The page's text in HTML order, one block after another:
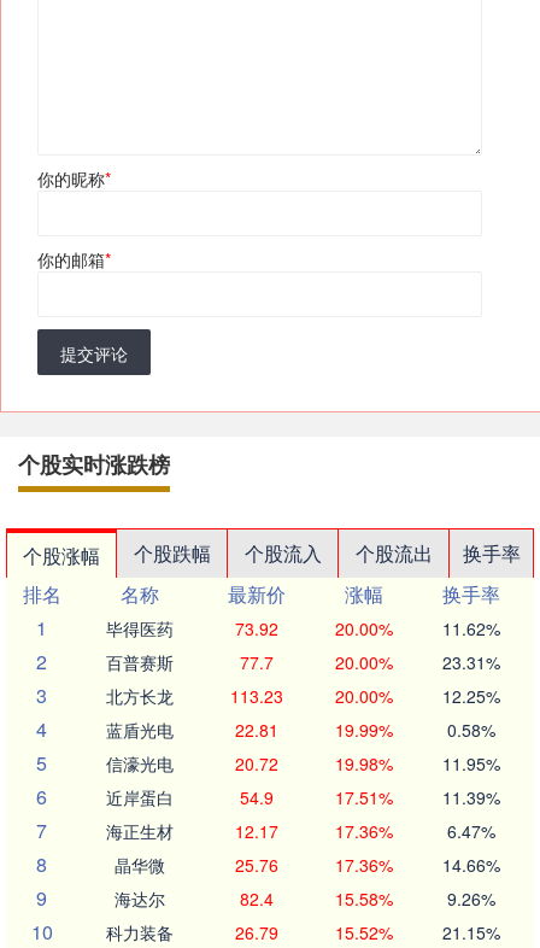
你的昵称*
你的邮箱*
提交评论
个股实时涨跌榜
个股涨幅 个股跌幅 个股流入 个股流出
换手率
排名
名称 最新价 涨幅
换手率
1
毕得医药 73.92 20.00% 11.62%
2 百普赛斯 77.7 20.00% 23.31%
3 北方长龙 113.23 20.00% 12.25%
4 蓝盾光电 22.81 19.99% 0.58%
5 信濠光电 20.72 19.98% 11.95%
6 近岸蛋白 54.9 17.51% 11.39%
7 海正生材 12.17 17.36% 6.47%
8 晶华微 25.76 17.36% 14.66%
9 海达尔 82.4 15.58% 9.26%
10 科力装备 26.79 15.52% 21.15%